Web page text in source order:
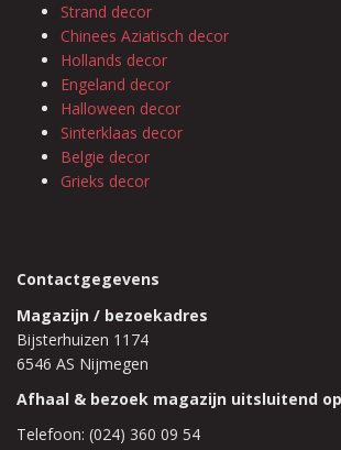
Strand decor
Chinees Aziatisch decor
Hollands decor
Engeland decor
Halloween decor
Sinterklaas decor
Belgie decor
Grieks decor
Contactgegevens
Magazijn / bezoekadres
Bijsterhuizen 1174
6546 AS Nijmegen
Afhaal & bezoek magazijn uitsluitend
Telefoon: (024) 360 09 54